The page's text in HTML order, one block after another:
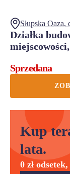
Słupska Oaza,
Działka
Sprzedana
Kup
lata.
0 zł